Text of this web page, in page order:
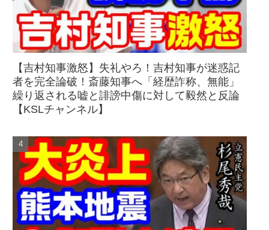
【吉村知事激怒】失礼やろ！吉村知事が迷惑記
者を完全論破！斎藤知事へ「経歴詐称、無能」
繰り返される嘘と誹謗中傷に対して毅然と反論
【KSLチャンネル】